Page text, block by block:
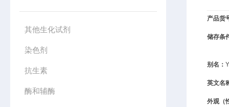
其他生化试剂
染色剂
抗生素
酶和辅酶
产品货
储存条
别名：
英文名
外观（